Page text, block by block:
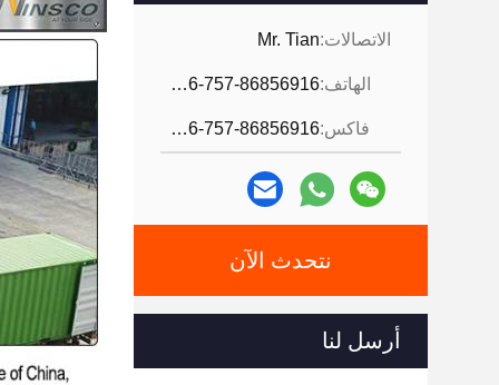
الاتصالات:Mr. Tian
الهاتف: 0086-757-86856916
فاكس: 0086-757-86856916
نتحدث الآن
أرسل لنا